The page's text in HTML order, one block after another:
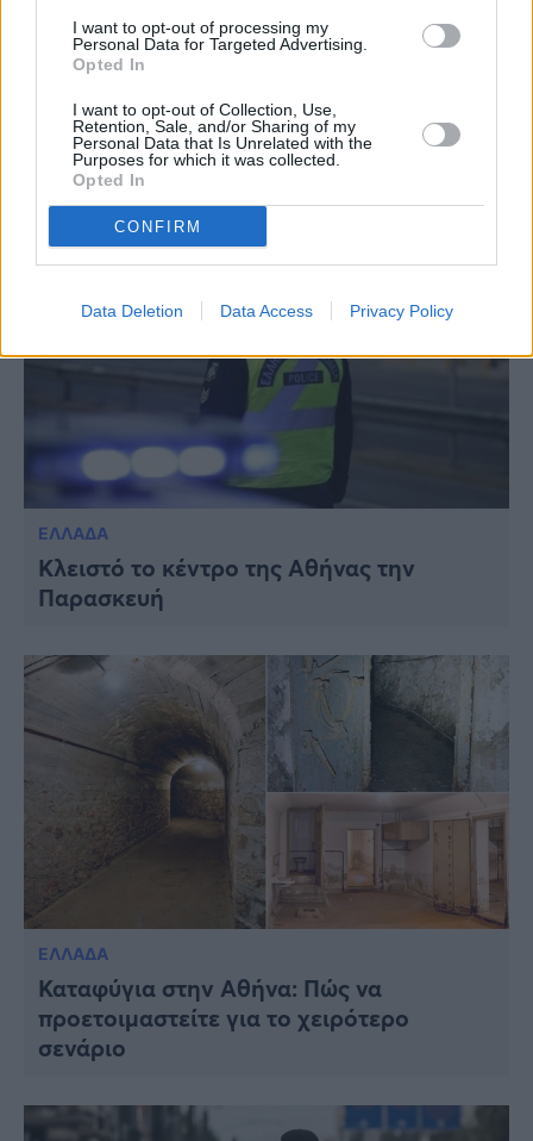
I want to opt-out of processing my
Personal Data for Targeted Advertising.
Opted In
I want to opt-out of Collection, Use,
Retention, Sale, and/or Sharing of my
Personal Data that Is Unrelated with the
Purposes for which it was collected.
Opted In
CONFIRM
Data Deletion Data Access Privacy Policy
Ακολουθήστε τις ειδήσεις του
ipliroforia.gr στο Google News
ΔΙΑΒΑΣΤΕ ΑΚΟΜΗ
ΕΛΛΑΔΑ
Κλειστό το κέντρο της Αθήνας την
Παρασκευή
ΕΛΛΑΔΑ
Καταφύγια στην Αθήνα: Πώς να
προετοιμαστείτε για το χειρότερο
σενάριο